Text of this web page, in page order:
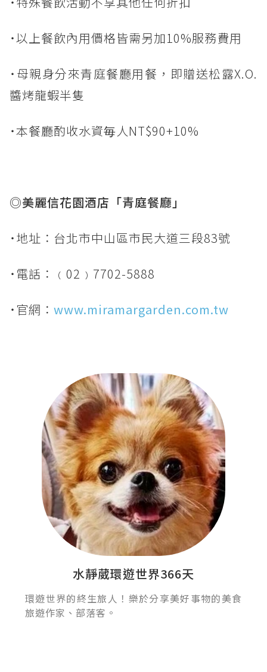
˙以上餐飲內用價格皆需另加10%服務費用
˙母親身分來青庭餐廳用餐，即贈送松露X.O.
醬烤龍蝦半隻
˙本餐廳酌收水資毎人NT$90+10%
◎美麗信花園酒店「青庭餐廳」
˙地址：台北市中山區市民大道三段83號
˙電話：﹙02﹚7702-5888
˙官網： www.miramargarden.com.tw
水靜葳環遊世界366天
環遊世界的終生旅人！樂於分享美好事物的美食
旅遊作家、部落客。